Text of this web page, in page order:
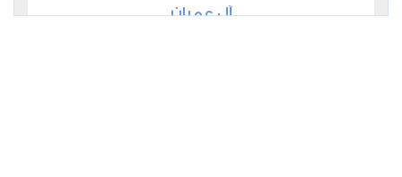
آل عمران